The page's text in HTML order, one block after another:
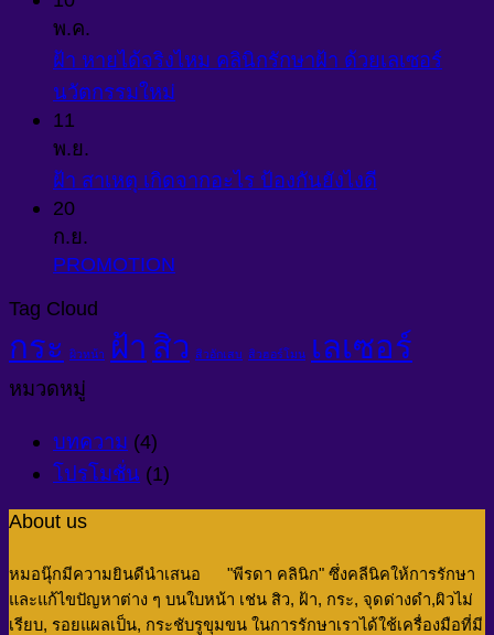
พ.ค.
ฝ้า หายได้จริงไหม คลินิกรักษาฝ้า ด้วยเลเซอร์
นวัตกรรมใหม่
11
พ.ย.
ฝ้า สาเหตุ เกิดจากอะไร ป้องกันยังไงดี
20
ก.ย.
PROMOTION
Tag Cloud
กระ ผิวหน้า ฝ้า สิว สิวอักเสบ สิวฮอร์โมน เลเซอร์
หมวดหมู่
บทความ (4)
โปรโมชั่น (1)
About us
หมอนุ๊กมีความยินดีนำเสนอ "พีรดา คลินิก" ซึ่งคลีนิคให้การรักษา
และแก้ไขปัญหาต่าง ๆ บนใบหน้า เช่น สิว, ฝ้า, กระ, จุดด่างดำ,ผิวไม่
เรียบ, รอยแผลเป็น, กระชับรูขุมขน ในการรักษาเราได้ใช้เครื่องมือที่มี